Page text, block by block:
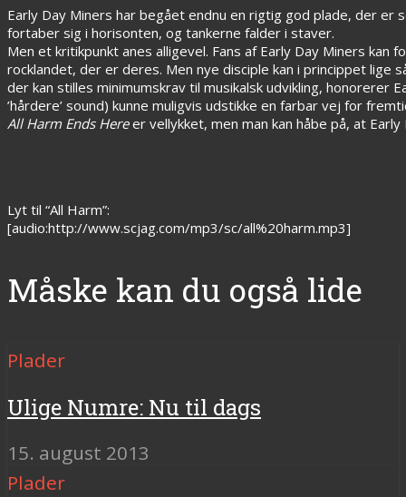
Early Day Miners har begået endnu en rigtig god plade, der
fortaber sig i horisonten, og tankerne falder i staver.
Men et kritikpunkt anes alligevel. Fans af Early Day Miners
rocklandet, der er deres. Men nye disciple kan i princippet
der kan stilles minimumskrav til musikalsk udvikling,
’hårdere’ sound) kunne muligvis udstikke en farbar vej for
All Harm Ends Hereer vellykket, men man kan håbe på, at
Lyt til “All Harm”:
[audio:http://www.scjag.com/mp3/sc/all%20harm.mp3]
Måske kan du også lide
Plader
Ulige Numre: Nu til dags
15. august 2013
Plader